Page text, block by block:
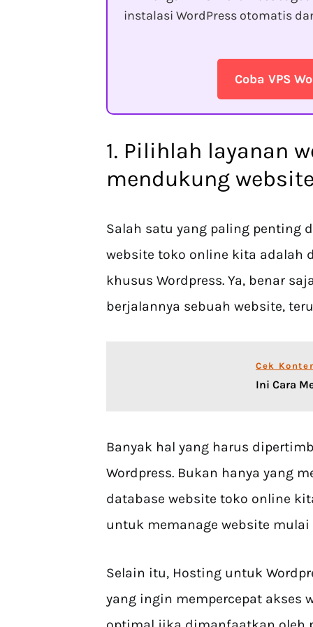
instalasi WordPress otomatis
Coba VPS
1. Pilihlah layanan
mendukung
Salah satu yang paling penting
website toko online kita adalah
khusus Wordpress. Ya, benar
berjalannya sebuah website,
Cek
Ini Cara
Banyak hal yang harus
Wordpress. Bukan hanya yang
database website toko online
untuk memanage website
Selain itu, Hosting untuk
yang ingin mempercepat akses